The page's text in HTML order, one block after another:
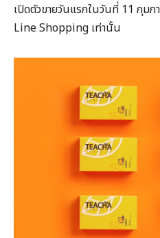
เปิดตัวขายวันแรกในวันที่ 11 กุม
Line Shopping เท่านั้น